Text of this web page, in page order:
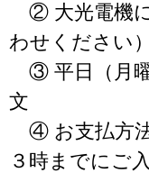
② 大光電機に
わせください）
③ 平日（月曜
文
④ お支払方法
３時までにご